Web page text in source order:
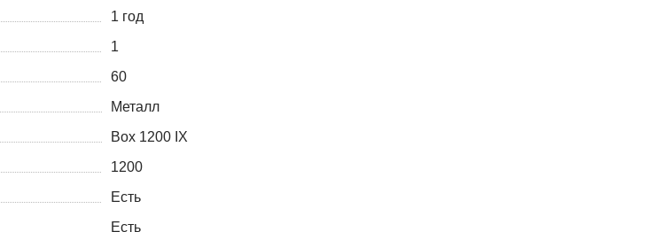
1 год
1
60
Металл
Box 1200 IX
1200
Есть
Есть